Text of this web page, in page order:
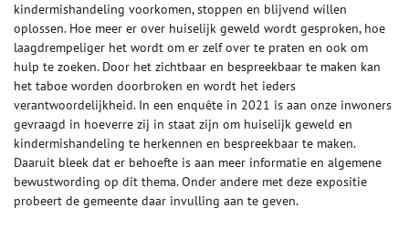
kindermishandeling voorkomen, stoppen en blijvend willen
oplossen. Hoe meer er over huiselijk geweld wordt gesproken, hoe
laagdrempeliger het wordt om er zelf over te praten en ook om
hulp te zoeken. Door het zichtbaar en bespreekbaar te maken kan
het taboe worden doorbroken en wordt het ieders
verantwoordelijkheid. In een enquête in 2021 is aan onze inwoners
gevraagd in hoeverre zij in staat zijn om huiselijk geweld en
kindermishandeling te herkennen en bespreekbaar te maken.
Daaruit bleek dat er behoefte is aan meer informatie en algemene
bewustwording op dit thema. Onder andere met deze expositie
probeert de gemeente daar invulling aan te geven.